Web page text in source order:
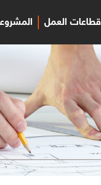
قطاعات العمل